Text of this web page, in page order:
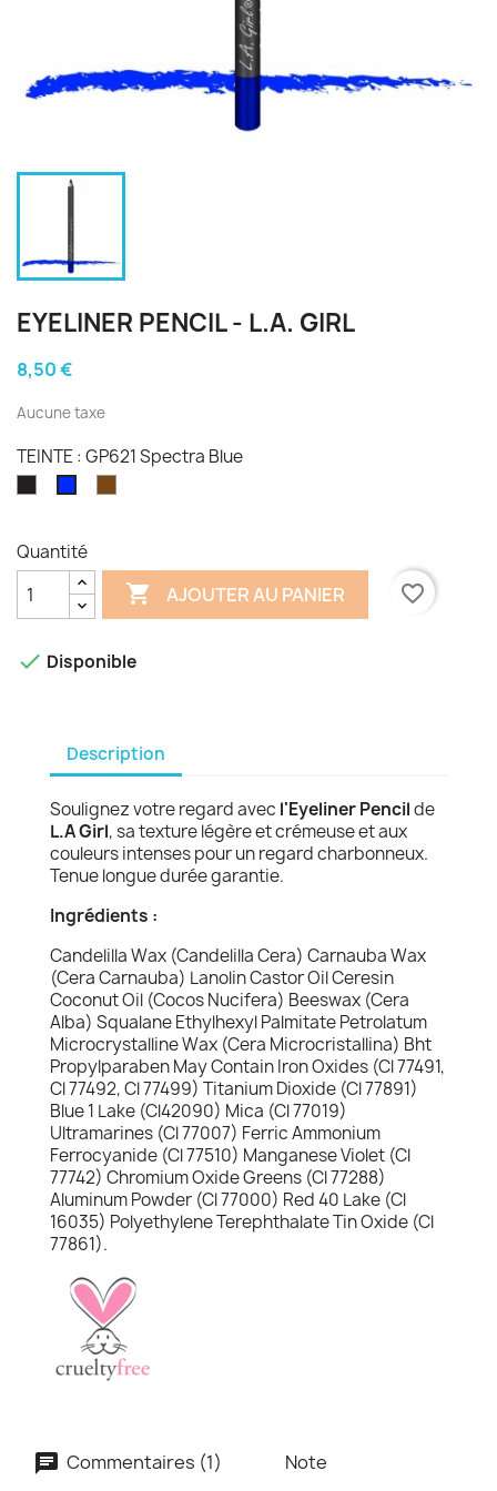
EYELINER PENCIL - L.A. GIRL
8,50 €
Aucune taxe
TEINTE : GP621 Spectra Blue
Quantité
 AJOUTER AU PANIER favorite_border
 Disponible
Description
Soulignez votre regard avec l'Eyeliner Pencilde
L.A Girl, sa texture légère et crémeuse et aux
couleurs intenses pour un regard charbonneux.
Tenue longue durée garantie.
Ingrédients :
Candelilla Wax (Candelilla Cera) Carnauba Wax
(Cera Carnauba) Lanolin Castor Oil Ceresin
Coconut Oil (Cocos Nucifera) Beeswax (Cera
Alba) Squalane Ethylhexyl Palmitate Petrolatum
Microcrystalline Wax (Cera Microcristallina) Bht
Propylparaben May Contain Iron Oxides (Cl 77491,
Cl 77492, Cl 77499) Titanium Dioxide (Cl 77891)
Blue 1 Lake (Cl42090) Mica (Cl 77019)
Ultramarines (Cl 77007) Ferric Ammonium
Ferrocyanide (Cl 77510) Manganese Violet (Cl
77742) Chromium Oxide Greens (Cl 77288)
Aluminum Powder (Cl 77000) Red 40 Lake (Cl
16035) Polyethylene Terephthalate Tin Oxide (Cl
77861).
Commentaires (1) Note